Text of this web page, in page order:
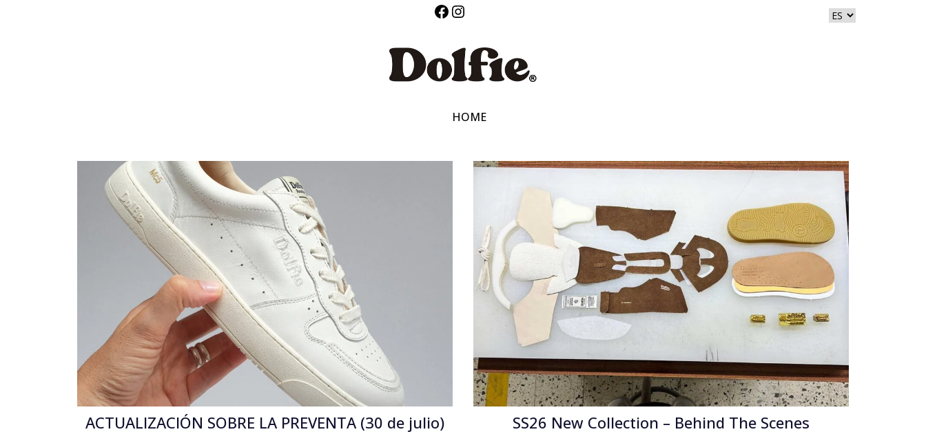
Facebook
Instagram
HOME
ACTUALIZACIÓN SOBRE LA PREVENTA (30 de julio) SS26 New Collection – Behind The Scenes